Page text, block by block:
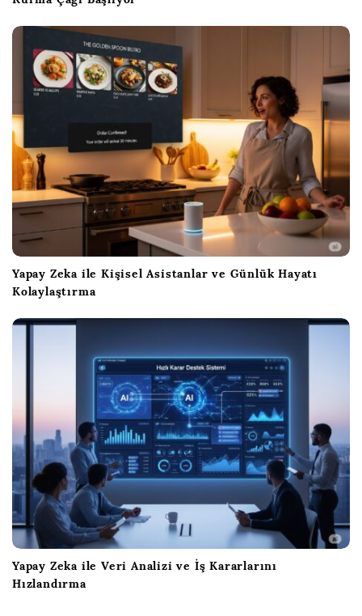
Yapay Zeka ile Kişisel Asistanlar ve Günlük Hayatı
Kolaylaştırma
Yapay Zeka ile Veri Analizi ve İş Kararlarını
Hızlandırma